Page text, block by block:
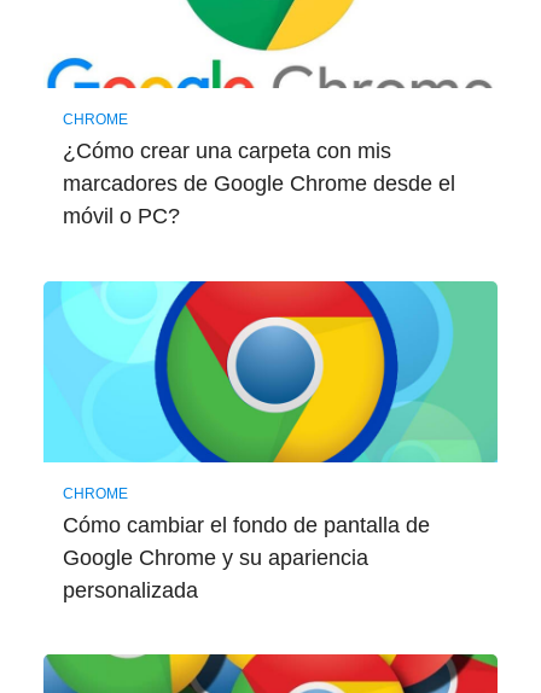
CHROME
¿Cómo crear una carpeta con mis
marcadores de Google Chrome desde el
móvil o PC?
CHROME
Cómo cambiar el fondo de pantalla de
Google Chrome y su apariencia
personalizada